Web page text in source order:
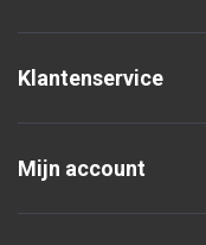
Klantenservice
Mijn account